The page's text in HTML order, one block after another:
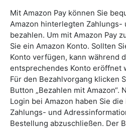
Mit Amazon Pay können Sie
Amazon hinterlegten Zahlungs-
bezahlen. Um mit Amazon Pay
Sie ein Amazon Konto. Sollten
Konto verfügen, kann während
entsprechendes Konto eröffnet
Für den Bezahlvorgang klicken
Button „Bezahlen mit Amazon“.
Login bei Amazon haben Sie
Zahlungs- und
Bestellung abzuschließen. Der